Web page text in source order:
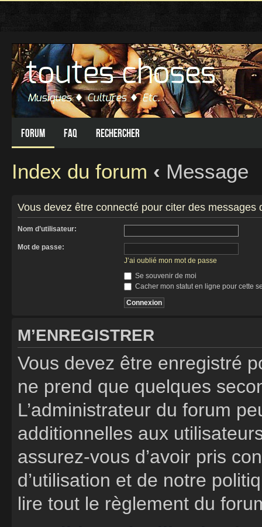
Forum FAQ Rechercher
Index du forum ‹ Message
Vous devez être connecté pour citer des messages
Nom d’utilisateur:
Mot de passe:
J’ai oublié mon mot de passe
Se souvenir de moi
Cacher mon statut en ligne pour cette
M’ENREGISTRER
Vous devez être enregistré
ne prend que quelques
L’administrateur du forum
additionnelles aux
assurez-vous d’avoir pris
d’utilisation et de notre
lire tout le règlement du